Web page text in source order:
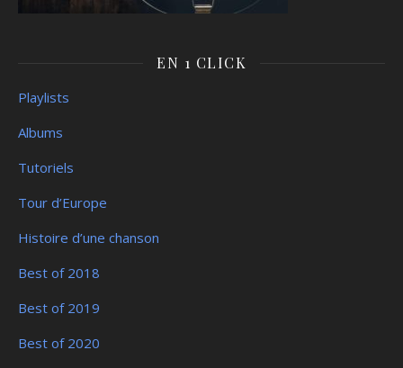
EN 1 CLICK
Playlists
Albums
Tutoriels
Tour d’Europe
Histoire d’une chanson
Best of 2018
Best of 2019
Best of 2020